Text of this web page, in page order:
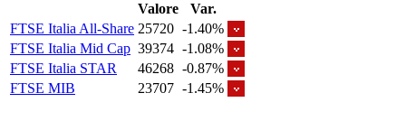
Valore
Var.
FTSE Italia All-Share 25720 -1.40%
FTSE Italia Mid Cap 39374 -1.08%
FTSE Italia STAR
46268 -0.87%
FTSE MIB
23707 -1.45%